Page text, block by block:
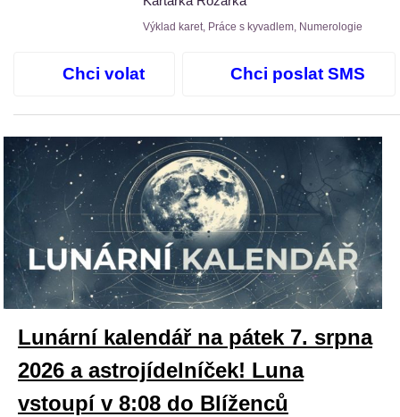
Výklad karet, Práce s kyvadlem, Numerologie
Chci volat Chci poslat SMS
Lunární kalendář na pátek 7. srpna
2026 a astrojídelníček! Luna
vstoupí v 8:08 do Blíženců